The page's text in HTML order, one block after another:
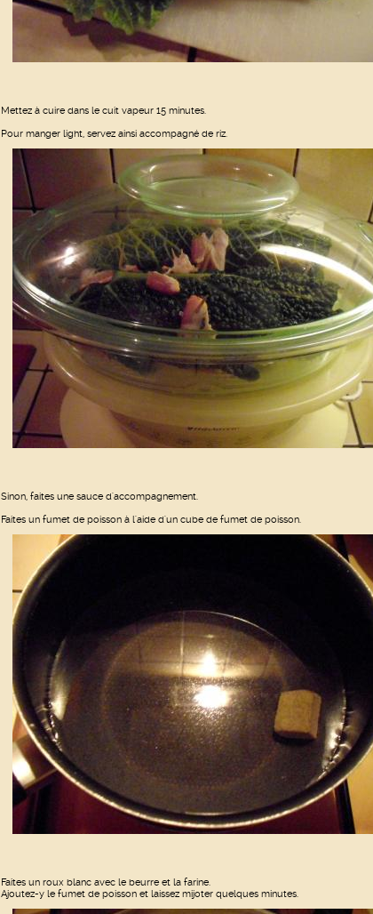
Mettez à cuire dans le cuit vapeur 15 minutes.
Pour manger light, servez ainsi accompagné de riz.
Sinon, faites une sauce d'accompagnement.
Faites un fumet de poisson à l'aide d'un cube de fumet de poisson.
Faites un roux blanc avec le beurre et la farine.
Ajoutez-y le fumet de poisson et laissez mijoter quelques minutes.